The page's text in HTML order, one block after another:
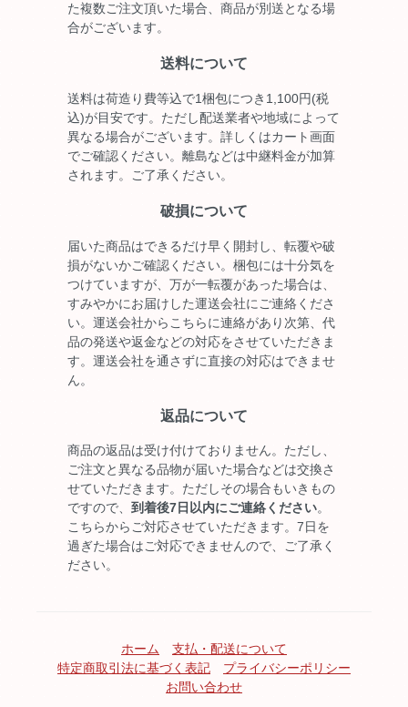
た複数ご注文頂いた場合、商品が別送となる場
合がございます。
送料について
送料は荷造り費等込で1梱包につき1,100円(税
込)が目安です。ただし配送業者や地域によって
異なる場合がございます。詳しくはカート画面
でご確認ください。離島などは中継料金が加算
されます。ご了承ください。
破損について
届いた商品はできるだけ早く開封し、転覆や破
損がないかご確認ください。梱包には十分気を
つけていますが、万が一転覆があった場合は、
すみやかにお届けした運送会社にご連絡くださ
い。運送会社からこちらに連絡があり次第、代
品の発送や返金などの対応をさせていただきま
す。運送会社を通さずに直接の対応はできませ
ん。
返品について
商品の返品は受け付けておりません。ただし、
ご注文と異なる品物が届いた場合などは交換さ
せていただきます。ただしその場合もいきもの
ですので、 到着後7日以内にご連絡ください。
こちらからご対応させていただきます。7日を
過ぎた場合はご対応できませんので、ご了承く
ださい。
ホーム
支払・配送について
特定商取引法に基づく表記
プライバシーポリシー
お問い合わせ